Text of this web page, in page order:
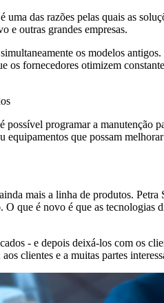
das razões pelas quais as
e outras grandes empresas.
os modelos
fornecedores otimizem
programar a
equipamentos que possam
mais a linha de produtos.
que é novo é que as
- e depois deixá-los com os
clientes e a muitas partes